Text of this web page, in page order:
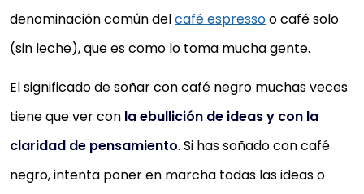
denominación común delcafé espressoo café solo
(sin leche), que es como lo toma mucha gente.
El significado de soñar con café negro muchas veces
tiene que ver con la ebullición de ideas y con la
claridad de pensamiento. Si has soñado con café
negro, intenta poner en marcha todas las ideas o